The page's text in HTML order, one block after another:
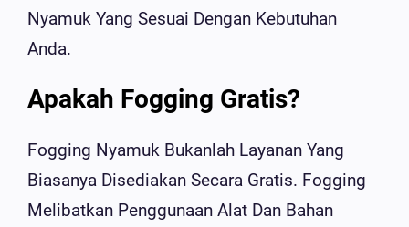
Nyamuk Yang Sesuai Dengan Kebutuhan
Anda.
Apakah Fogging Gratis?
Fogging Nyamuk Bukanlah Layanan Yang
Biasanya Disediakan Secara Gratis. Fogging
Melibatkan Penggunaan Alat Dan Bahan